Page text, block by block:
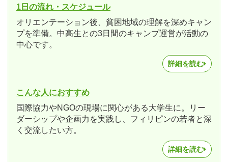
1日の流れ・スケジュール
オリエンテーション後、貧困地域の理解を深めキャン
プを準備。中高生との3日間のキャンプ運営が活動の
中心です。
詳細を読む
こんな人におすすめ
国際協力やNGOの現場に関心がある大学生に。リー
ダーシップや企画力を実践し、フィリピンの若者と深
く交流したい方。
詳細を読む